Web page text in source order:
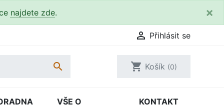
najdete zde. ×
 Přihlásit se
 shopping_cart Košík (0)
VŠE O
KONTAKT